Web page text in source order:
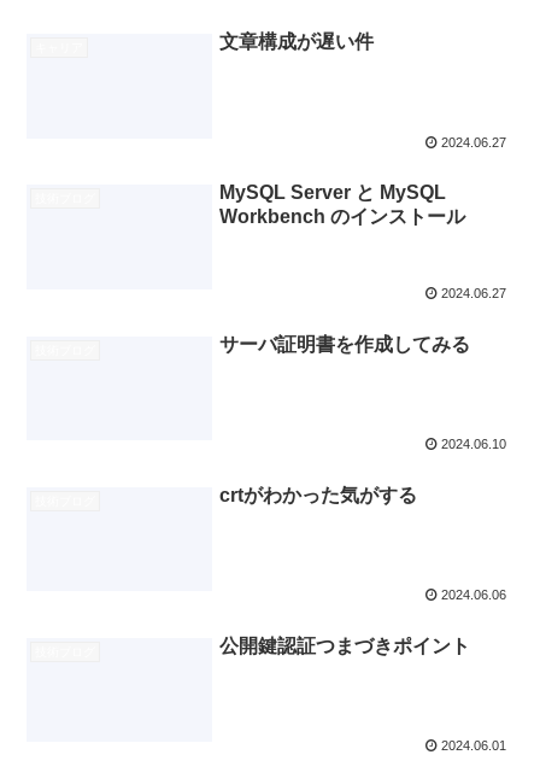
文章構成が遅い件
2024.06.27
MySQL Server と MySQL
Workbench のインストール
2024.06.27
サーバ証明書を作成してみる
2024.06.10
crtがわかった気がする
2024.06.06
公開鍵認証つまづきポイント
2024.06.01